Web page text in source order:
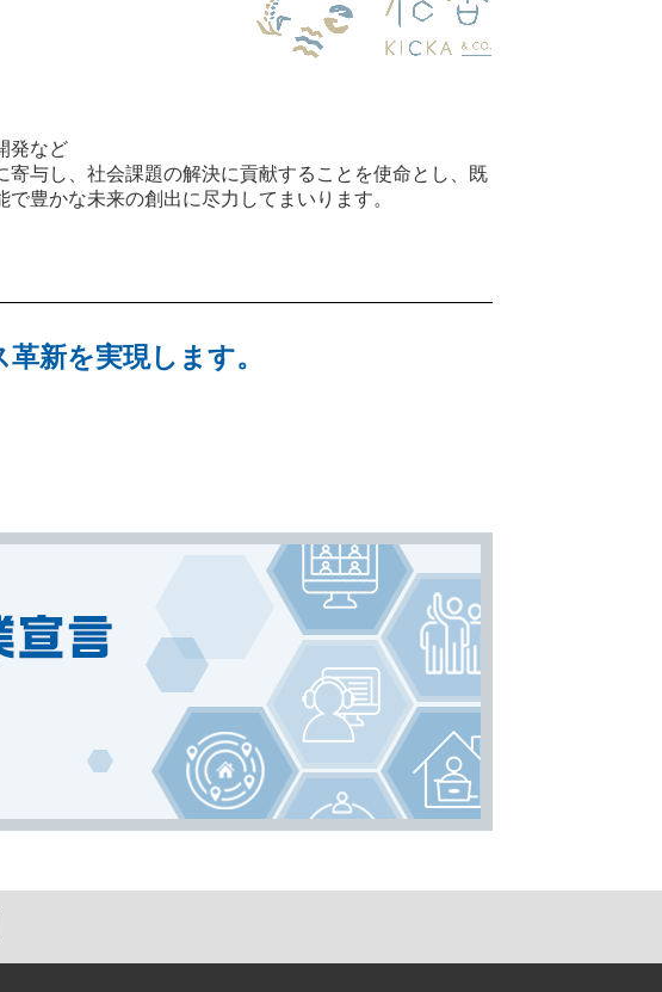
発など
与し、社会課題の解決に貢献することを使命とし、既
豊かな未来の創出に尽力してまいります。
新を実現します。